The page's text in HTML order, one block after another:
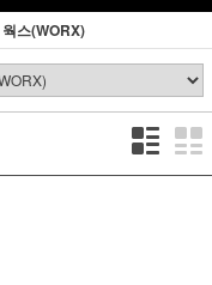
웍스(WORX)